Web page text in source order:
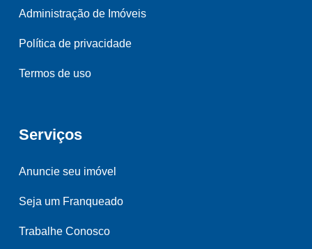
Administração de Imóveis
Política de privacidade
Termos de uso
Serviços
Anuncie seu imóvel
Seja um Franqueado
Trabalhe Conosco